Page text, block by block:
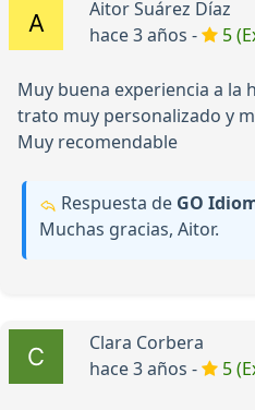
Aitor Suárez Díaz
hace 3 años -
5
Muy buena experiencia a la
trato muy personalizado y
Muy recomendable
Respuesta de GO
Muchas gracias, Aitor.
Clara Corbera
hace 3 años -
5